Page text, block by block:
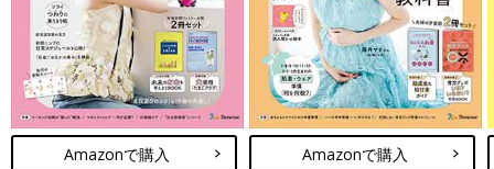
毎日のお世話を基本からていねいに解説。
新生児期からのお世話も写真でよくわかる！ 月齢別に、体・心
の成長とかかわりかたを掲載。
ワンオペおふろの手順など、ママ・パパの「困った！」を具体的
なテクで解決。
予防接種や乳幼児健診、事故・けがの予防と対策、病気の受診の
目安などもわかりやすく紹介しています。
Amazonで購入 Amazonで購入